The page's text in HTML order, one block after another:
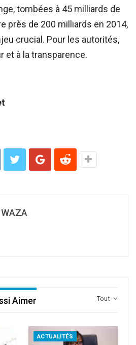
tombées à 45 milliards de
près de 200 milliards en 2014,
crucial. Pour les autorités,
et à la transparence.
Tout
Aimer
ACTUALITÉS